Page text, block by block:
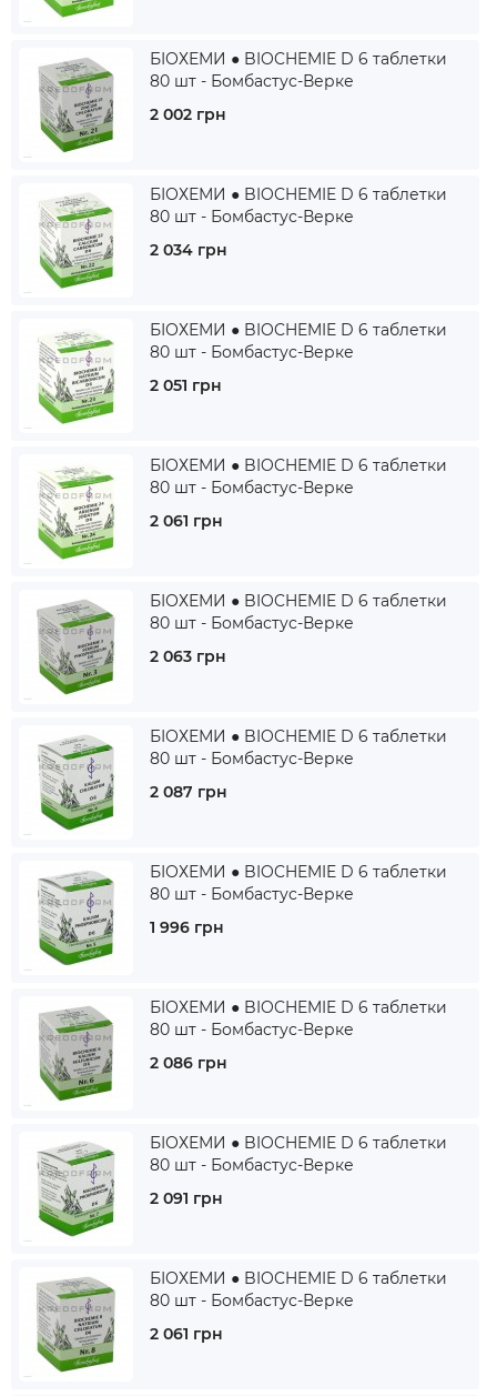
БІОХЕМИ ● BIOCHEMIE D 6 таблетки
80 шт - Бомбастус-Верке
2 002 грн
БІОХЕМИ ● BIOCHEMIE D 6 таблетки
80 шт - Бомбастус-Верке
2 034 грн
БІОХЕМИ ● BIOCHEMIE D 6 таблетки
80 шт - Бомбастус-Верке
2 051 грн
БІОХЕМИ ● BIOCHEMIE D 6 таблетки
80 шт - Бомбастус-Верке
2 061 грн
БІОХЕМИ ● BIOCHEMIE D 6 таблетки
80 шт - Бомбастус-Верке
2 063 грн
БІОХЕМИ ● BIOCHEMIE D 6 таблетки
80 шт - Бомбастус-Верке
2 087 грн
БІОХЕМИ ● BIOCHEMIE D 6 таблетки
80 шт - Бомбастус-Верке
1 996 грн
БІОХЕМИ ● BIOCHEMIE D 6 таблетки
80 шт - Бомбастус-Верке
2 086 грн
БІОХЕМИ ● BIOCHEMIE D 6 таблетки
80 шт - Бомбастус-Верке
2 091 грн
БІОХЕМИ ● BIOCHEMIE D 6 таблетки
80 шт - Бомбастус-Верке
2 061 грн